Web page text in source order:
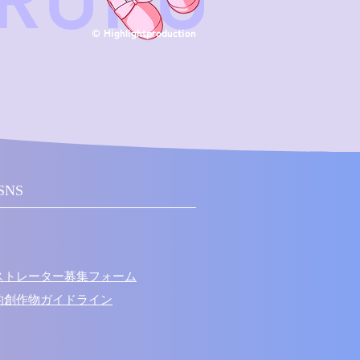
© Highlightproduction
トレーター募集フォーム
創作物ガイドライン